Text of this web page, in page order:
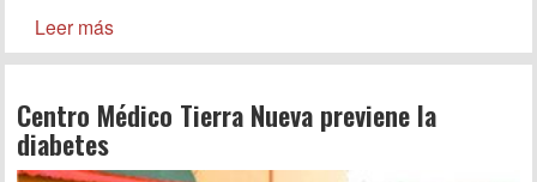
Leer más
Centro Médico Tierra Nueva previene la
diabetes